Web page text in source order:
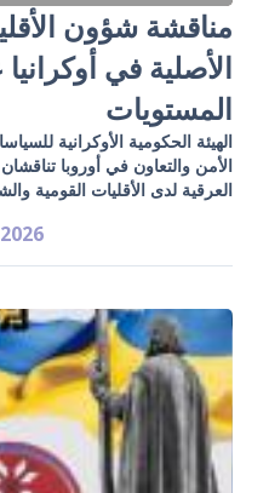
مناقشة شؤون
الأصلية في
المستويات
الهيئة الحكومية الأوكرانية
الأمن والتعاون في أوروبا
العرقية لدى الأقليات القومية